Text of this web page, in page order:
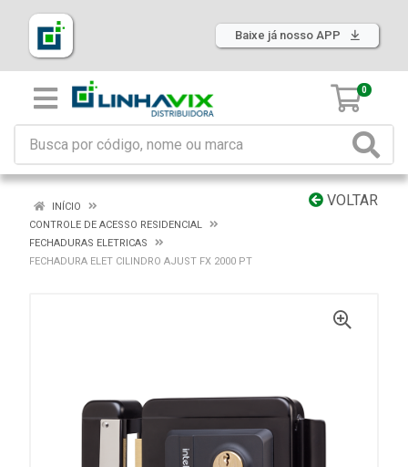
Baixe já nosso APP
0
VOLTAR
INÍCIO
CONTROLE DE ACESSO RESIDENCIAL
FECHADURAS ELETRICAS
FECHADURA ELET CILINDRO AJUST FX 2000 PT